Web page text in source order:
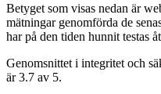
Betyget som visas nedan är
mätningar genomförda de
har på den tiden hunnit testas
Genomsnittet i integritet och
är 3.7 av 5.